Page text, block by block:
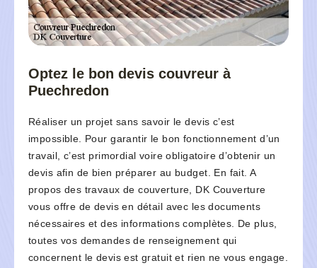
Optez le bon devis couvreur à
Puechredon
Réaliser un projet sans savoir le devis c’est
impossible. Pour garantir le bon fonctionnement d’un
travail, c’est primordial voire obligatoire d’obtenir un
devis afin de bien préparer au budget. En fait. A
propos des travaux de couverture, DK Couverture
vous offre de devis en détail avec les documents
nécessaires et des informations complètes. De plus,
toutes vos demandes de renseignement qui
concernent le devis est gratuit et rien ne vous engage.